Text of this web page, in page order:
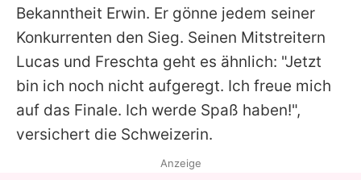
Bekanntheit Erwin. Er gönne jedem seiner
Konkurrenten den Sieg. Seinen Mitstreitern
Lucas und Freschta geht es ähnlich: "Jetzt
bin ich noch nicht aufgeregt. Ich freue mich
auf das Finale. Ich werde Spaß haben!",
versichert die Schweizerin.
Anzeige